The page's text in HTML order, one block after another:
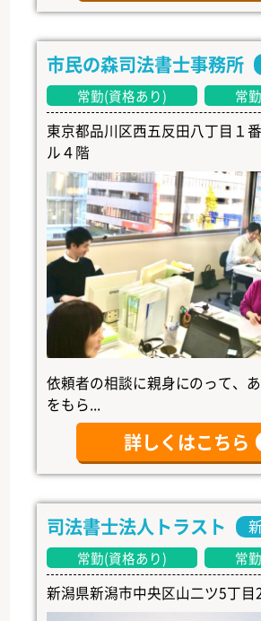
市民の森司法書士事務所
常勤(資格あり) 常
東京都品川区西五反田八丁目１
ル４階
依頼者の相談に親身にのって、
をもら...
詳しくはこちら
司法書士法人トラスト
常勤(資格あり) 常
新潟県新潟市中央区山二ツ5丁目